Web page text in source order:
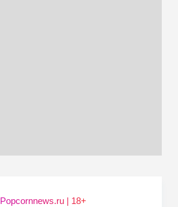
Popcornnews.ru | 18+